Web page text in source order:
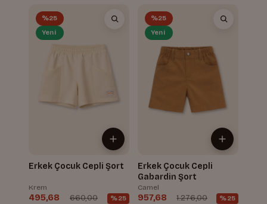
%25
Yeni
Erkek Çocuk Cepli Şort
Krem
495,68
660,00
%25
%25
Yeni
Erkek Çocuk Cepli
Gabardin Şort
Camel
957,68
1.276,00
%25